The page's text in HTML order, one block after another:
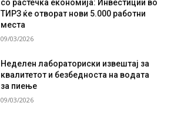
со растечка економија: Инвестиции во
ТИРЗ ќе отворат нови 5.000 работни
места
09/03/2026
Неделен лабораториски извештај за
квалитетот и безбедноста на водата
за пиење
09/03/2026